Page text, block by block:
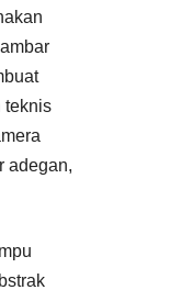
teknis
adegan,